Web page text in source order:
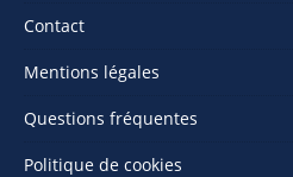
Contact
Mentions légales
Questions fréquentes
Politique de cookies